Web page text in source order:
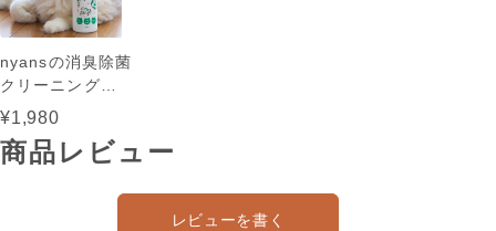
nyansの消臭除菌
クリーニングス
プレー トイレ
もお部屋も猫ま
わりこれ一本！
¥1,980
商品レビュー
レビューを書く